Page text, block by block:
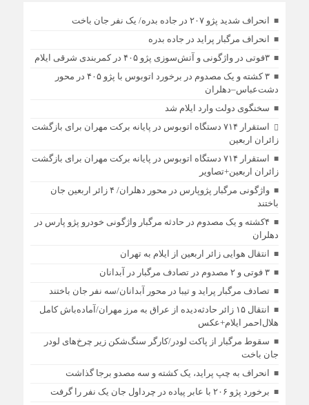
انحراف شدید پژو ۲۰۷ در جاده بدره/ یک نفر جان باخت
انحراف مرگبار پراید در جاده بدره
۳فوتی در واژگونی و آتش‌سوزی پژو ۴۰۵ در کمربندی شرقی ایلام
۳ کشته و یک مصدوم در برخورد اتوبوس با پژو ۴۰۵ در محور
دشت‌عباس–دهلران
سخنگوی دولت وارد ایلام شد
استقرار ۷۱۴ دستگاه اتوبوس در پایانه برکت مهران برای بازگشت
زائران اربعین
استقرار ۷۱۴ دستگاه اتوبوس در پایانه برکت مهران برای بازگشت
زائران اربعین+تصاویر
واژگونی مرگبار پژوپارس در محور دهلران/ ۴ زائر اربعین جان
باختند
۴کشته و یک مصدوم در حادثه مرگبار واژگونی خودرو پژو پارس در
دهلران
انتقال هوایی زائر اربعین از ایلام به تهران
۳ فوتی و ۲ مصدوم در تصادف مرگبار در آبدانان
تصادف مرگبار پراید و تیبا در محور آبدانان/سه نفر جان باختند
انتقال ۱۵ زائر حادثه‌دیده از عراق به مرز مهران/آماده‌باش کامل
هلال‌احمر ایلام+عکس
سقوط مرگبار از پاکت لودر/کارگر سنگ‌شکن زیر چرخ‌های لودر
جان باخت
انحراف به چپ پراید، یک کشته و سه مصدو برجا گذاشت
برخورد پژو ۲۰۶ با عابر پیاده در چرداول جان یک نفر را گرفت